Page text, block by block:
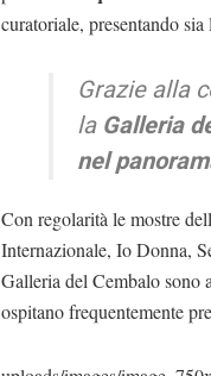
curatoriale, presentando
Grazie alla
la Galleria
nel
Con regolarità le mostre
Internazionale, Io Donna,
Galleria del Cembalo sono
ospitano frequentemente